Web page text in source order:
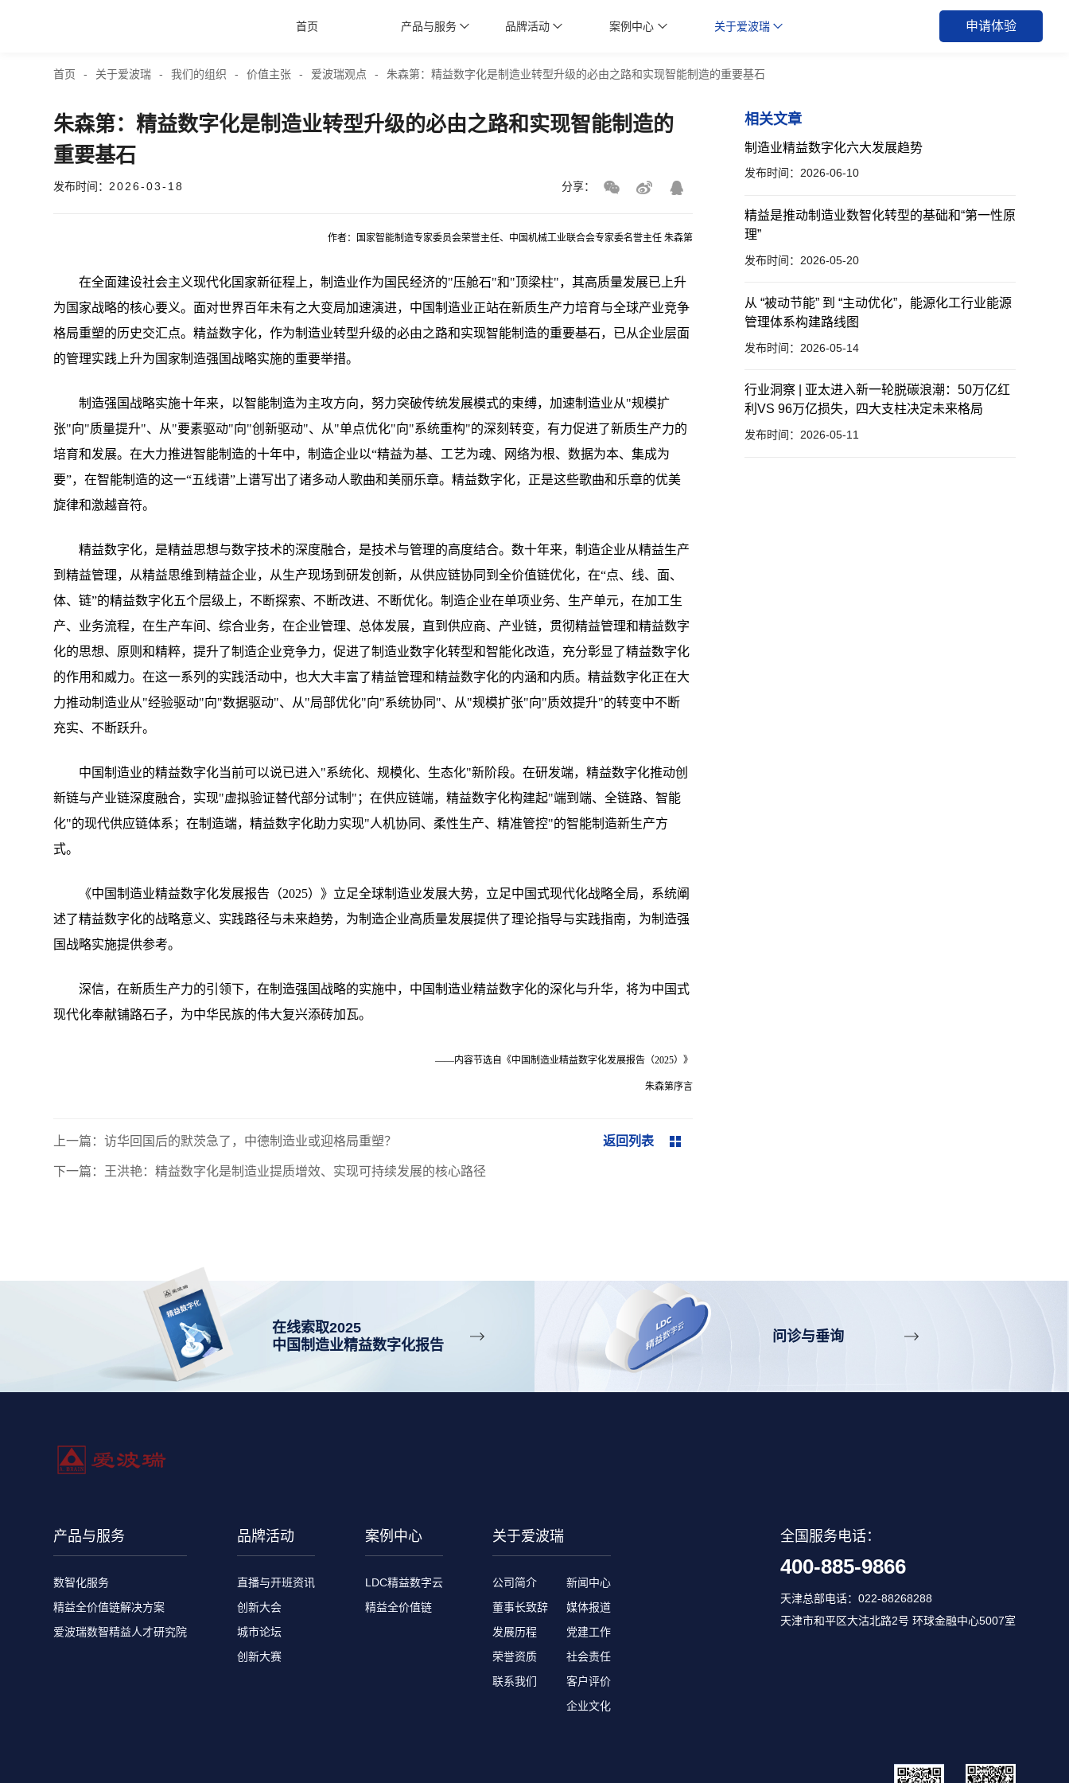
首页 产品与服务 品牌活动 案例中心 关于爱波瑞
产品与服务
关于爱波瑞
申请体验
首页 - 关于爱波瑞 - 我们的组织 - 价值主张 - 爱波瑞观点 - 朱森第：精益数字化是制造业转型升级的必由之路和实现智能制造的重要基石
朱森第：精益数字化是制造业转型升级的必由之路和实现智能制造的
重要基石
发布时间： 2026-03-18 分享：
作者：国家智能制造专家委员会荣誉主任、中国机械工业联合会专家委名誉主任 朱森第
在全面建设社会主义现代化国家新征程上，制造业作为国民经济的"压舱石"和"顶梁柱"，其高质量发展已上升
为国家战略的核心要义。面对世界百年未有之大变局加速演进，中国制造业正站在新质生产力培育与全球产业竞争
格局重塑的历史交汇点。精益数字化，作为制造业转型升级的必由之路和实现智能制造的重要基石，已从企业层面
的管理实践上升为国家制造强国战略实施的重要举措。
制造强国战略实施十年来，以智能制造为主攻方向，努力突破传统发展模式的束缚，加速制造业从"规模扩
张"向"质量提升"、从"要素驱动"向"创新驱动"、从"单点优化"向"系统重构"的深刻转变，有力促进了新质生产力的
培育和发展。在大力推进智能制造的十年中，制造企业以“精益为基、工艺为魂、网络为根、数据为本、集成为
要”，在智能制造的这一“五线谱”上谱写出了诸多动人歌曲和美丽乐章。精益数字化，正是这些歌曲和乐章的优美
旋律和激越音符。
精益数字化，是精益思想与数字技术的深度融合，是技术与管理的高度结合。数十年来，制造企业从精益生产
到精益管理，从精益思维到精益企业，从生产现场到研发创新，从供应链协同到全价值链优化，在“点、线、面、
体、链”的精益数字化五个层级上，不断探索、不断改进、不断优化。制造企业在单项业务、生产单元，在加工生
产、业务流程，在生产车间、综合业务，在企业管理、总体发展，直到供应商、产业链，贯彻精益管理和精益数字
化的思想、原则和精粹，提升了制造企业竞争力，促进了制造业数字化转型和智能化改造，充分彰显了精益数字化
的作用和威力。在这一系列的实践活动中，也大大丰富了精益管理和精益数字化的内涵和内质。精益数字化正在大
力推动制造业从"经验驱动"向"数据驱动"、从"局部优化"向"系统协同"、从"规模扩张"向"质效提升"的转变中不断
充实、不断跃升。
中国制造业的精益数字化当前可以说已进入"系统化、规模化、生态化"新阶段。在研发端，精益数字化推动创
新链与产业链深度融合，实现"虚拟验证替代部分试制"；在供应链端，精益数字化构建起"端到端、全链路、智能
化"的现代供应链体系；在制造端，精益数字化助力实现"人机协同、柔性生产、精准管控"的智能制造新生产方
式。
《中国制造业精益数字化发展报告（2025）》立足全球制造业发展大势，立足中国式现代化战略全局，系统阐
述了精益数字化的战略意义、实践路径与未来趋势，为制造企业高质量发展提供了理论指导与实践指南，为制造强
国战略实施提供参考。
深信，在新质生产力的引领下，在制造强国战略的实施中，中国制造业精益数字化的深化与升华，将为中国式
现代化奉献铺路石子，为中华民族的伟大复兴添砖加瓦。
——内容节选自《中国制造业精益数字化发展报告（2025）》
朱森第序言
上一篇：访华回国后的默茨急了，中德制造业或迎格局重塑？
下一篇：王洪艳：精益数字化是制造业提质增效、实现可持续发展的核心路径
返回列表
相关文章
制造业精益数字化六大发展趋势
发布时间：2026-06-10
精益是推动制造业数智化转型的基础和“第一性原
理”
发布时间：2026-05-20
从 “被动节能” 到 “主动优化”，能源化工行业能源
管理体系构建路线图
发布时间：2026-05-14
行业洞察 | 亚太进入新一轮脱碳浪潮：50万亿红
利VS 96万亿损失，四大支柱决定未来格局
发布时间：2026-05-11
在线索取2025
中国制造业精益数字化报告
问诊与垂询
产品与服务
数智化服务
精益全价值链解决方案
爱波瑞数智精益人才研究院
品牌活动
直播与开班资讯
创新大会
城市论坛
创新大赛
案例中心
LDC精益数字云
精益全价值链
关于爱波瑞
公司简介
董事长致辞
发展历程
荣誉资质
联系我们
新闻中心
媒体报道
党建工作
社会责任
客户评价
企业文化
全国服务电话：
400-885-9866
天津总部电话：022-88268288
天津市和平区大沽北路2号 环球金融中心5007室